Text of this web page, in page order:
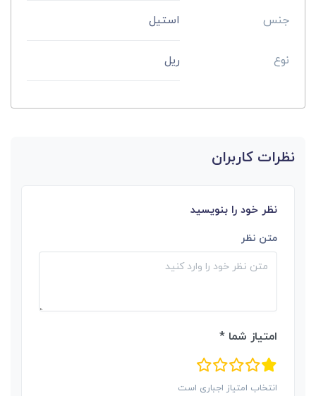
جنس استیل
نوع ریل
نظرات کاربران
نظر خود را بنویسید
متن نظر
امتیاز شما *
انتخاب امتیاز اجباری است